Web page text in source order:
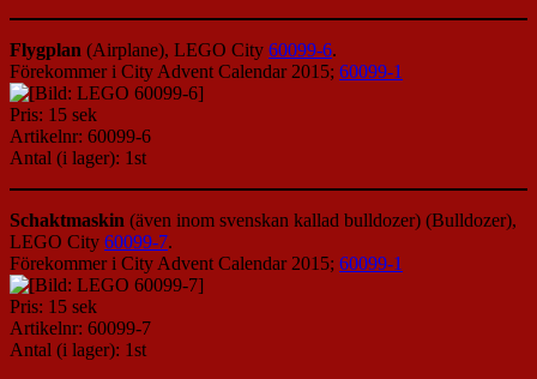
Flygplan (Airplane), LEGO City 60099-6.
Förekommer i City Advent Calendar 2015; 60099-1
Pris: 15 sek
Artikelnr: 60099-6
Antal (i lager): 1st
Schaktmaskin (även inom svenskan kallad bulldozer) (Bulldozer),
LEGO City 60099-7.
Förekommer i City Advent Calendar 2015; 60099-1
Pris: 15 sek
Artikelnr: 60099-7
Antal (i lager): 1st